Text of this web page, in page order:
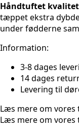
Håndtuftet
tæppet ekstra
under fødderne
Information:
3-8 dages
14 dages
Levering til
Læs mere om
Læs mere om